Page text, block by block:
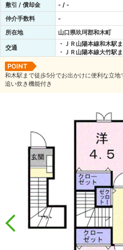
敷引 / 償却金
- / -
仲介手数料
-
所在地
山口県玖珂郡和木町
交通
・ＪＲ山陽本線和木駅
・ＪＲ山陽本線大竹駅
POINT
和木駅まで徒歩5分でお出かけに便利な立地
追い炊き機能付き